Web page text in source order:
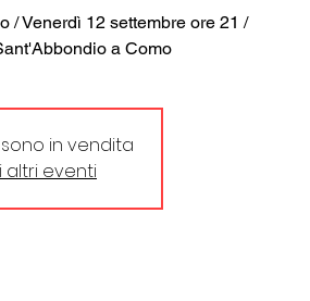
/ Venerdì 12 settembre ore 21 /
a Como
in vendita
altri eventi